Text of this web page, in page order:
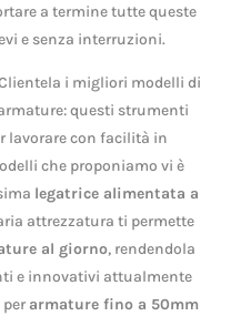
a termine tutte queste
e senza interruzioni.
i migliori modelli di
questi strumenti
lavorare con facilità in
che proponiamo vi è
legatrice alimentata a
attrezzatura ti permette
al giorno, rendendola
e innovativi attualmente
armature fino a 50mm